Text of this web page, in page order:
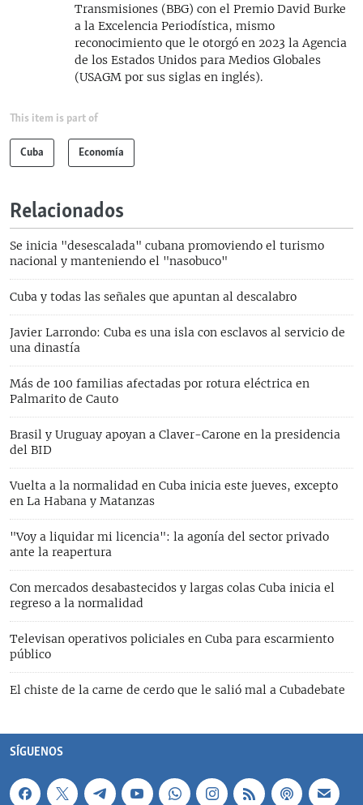
Transmisiones (BBG) con el Premio David Burke
a la Excelencia Periodística, mismo
reconocimiento que le otorgó en 2023 la Agencia
de los Estados Unidos para Medios Globales
(USAGM por sus siglas en inglés).
This item is part of
Cuba Economía
Relacionados
Se inicia "desescalada" cubana promoviendo el turismo
nacional y manteniendo el "nasobuco"
Cuba y todas las señales que apuntan al descalabro
Javier Larrondo: Cuba es una isla con esclavos al servicio de
una dinastía
Más de 100 familias afectadas por rotura eléctrica en
Palmarito de Cauto
Brasil y Uruguay apoyan a Claver-Carone en la presidencia
del BID
Vuelta a la normalidad en Cuba inicia este jueves, excepto
en La Habana y Matanzas
"Voy a liquidar mi licencia": la agonía del sector privado
ante la reapertura
Con mercados desabastecidos y largas colas Cuba inicia el
regreso a la normalidad
Televisan operativos policiales en Cuba para escarmiento
público
El chiste de la carne de cerdo que le salió mal a Cubadebate
SÍGUENOS